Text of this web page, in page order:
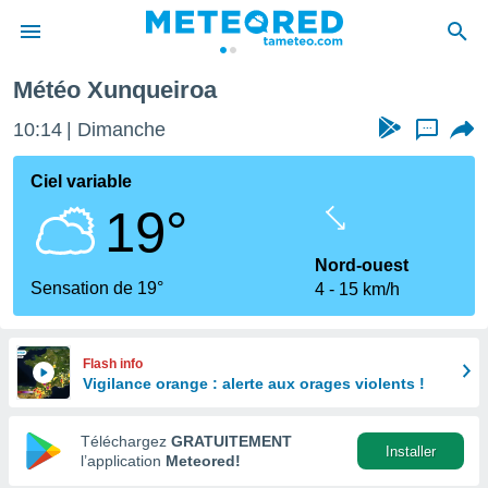
de
Météo Xunqueiroa
10:14 Dimanche ...
Ciel variable
19°
Sensation de 19°
Nord-ouest
4
15 km/h
Flash info
Vigilance orange : alerte aux orages violents !
Téléchargez GRATUITEMENT
l’application Meteored!
Installer